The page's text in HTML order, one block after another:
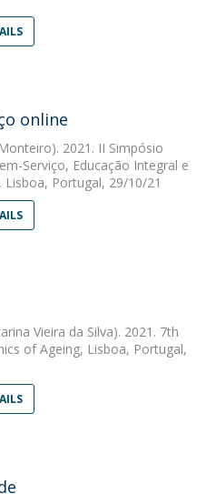
online
2021. II Simpósio
Serviço, Educação Integral e
Portugal, 29/10/21
Vieira da Silva). 2021. 7th
of Ageing, Lisboa, Portugal,